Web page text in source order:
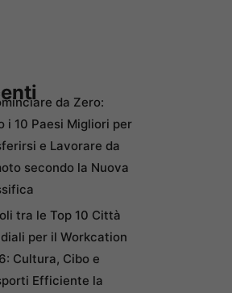
da Zero:
i 10 Paesi Migliori per
e Lavorare da
secondo la Nuova
tra le Top 10 Città
per il Workcation
Cultura, Cibo e
Efficiente la